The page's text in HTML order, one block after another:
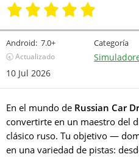
Android: 7.0+
🕣 Actualizado
10 Jul 2026
Categoría
En el mundo de Russian Car
convertirte en un maestro del
clásico ruso. Tu objetivo —
en una variedad de pistas: